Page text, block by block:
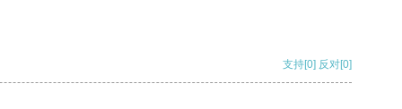
支持[0] 反对[0]